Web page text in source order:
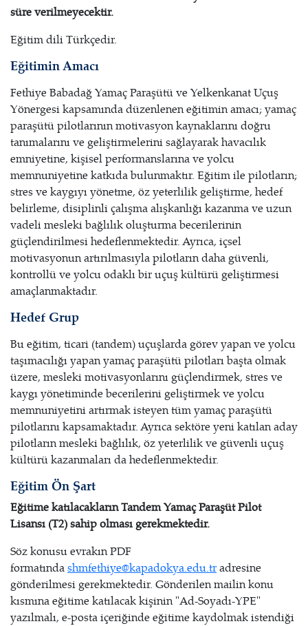
süre verilmeyecektir.
Eğitim dili Türkçedir.
Eğitimin Amacı
Fethiye Babadağ Yamaç Paraşütü ve Yelkenkanat Uçuş
Yönergesi kapsamında düzenlenen eğitimin amacı; yamaç
paraşütü pilotlarının motivasyon kaynaklarını doğru
tanımalarını ve geliştirmelerini sağlayarak havacılık
emniyetine, kişisel performanslarına ve yolcu
memnuniyetine katkıda bulunmaktır. Eğitim ile pilotların;
stres ve kaygıyı yönetme, öz yeterlilik geliştirme, hedef
belirleme, disiplinli çalışma alışkanlığı kazanma ve uzun
vadeli mesleki bağlılık oluşturma becerilerinin
güçlendirilmesi hedeflenmektedir. Ayrıca, içsel
motivasyonun artırılmasıyla pilotların daha güvenli,
kontrollü ve yolcu odaklı bir uçuş kültürü geliştirmesi
amaçlanmaktadır.
Hedef Grup
Bu eğitim, ticari (tandem) uçuşlarda görev yapan ve yolcu
taşımacılığı yapan yamaç paraşütü pilotları başta olmak
üzere, mesleki motivasyonlarını güçlendirmek, stres ve
kaygı yönetiminde becerilerini geliştirmek ve yolcu
memnuniyetini artırmak isteyen tüm yamaç paraşütü
pilotlarını kapsamaktadır. Ayrıca sektöre yeni katılan aday
pilotların mesleki bağlılık, öz yeterlilik ve güvenli uçuş
kültürü kazanmaları da hedeflenmektedir.
Eğitim Ön Şart
Eğitime katılacaklarınTandem Yamaç Paraşüt Pilot
Lisansı (T2) sahip olması gerekmektedir.
Söz konusu evrakın PDF
formatındashmfethiye@kapadokya.edu.tradresine
gönderilmesi gerekmektedir. Gönderilen mailin konu
kısmına eğitime katılacak kişinin "Ad-Soyadı-YPE"
yazılmalı, e-posta içeriğinde eğitime kaydolmak istendiği